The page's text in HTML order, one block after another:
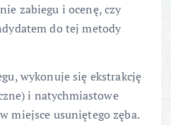
zabiegu i ocenę, czy
do tej metody
wykonuje się ekstrakcję
i natychmiastowe
miejsce usuniętego zęba.